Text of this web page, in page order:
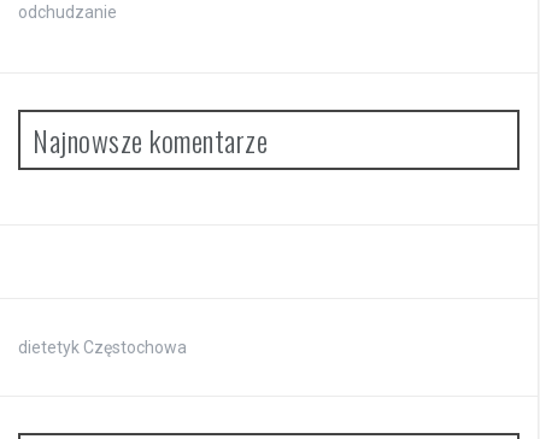
odchudzanie
Najnowsze komentarze
dietetyk Częstochowa